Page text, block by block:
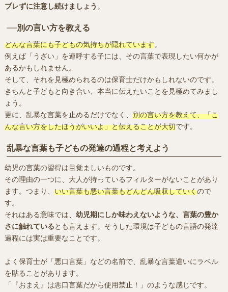
ブレずに注意し続けましょう 。
別の言い方を教える
どんな言葉にも子どもの気持ちが隠れています。
例えば「うざい」を連呼する子には、その言葉で表現したい何かが
あるかもしれません。
そして、それを見極められるのは保育士だけかもしれないのです。
きちんと子どもと向き合い、本当に伝えたいことを見極めてみまし
ょう。
更に、乱暴な言葉を止めるだけでなく、 別の言い方を教えて、「こ
んな言い方をしたほうがいいよ」と伝えることが大切です。
乱暴な言葉も子どもの発達の過程と考えよう
幼児の言葉の習得は目覚ましいものです。
その理由の一つに、大人が持っているフィルターがないことがあり
ます。つまり、 いい言葉も悪い言葉もどんどん吸収していくので
す。
それはある意味では、 幼児期にしか味わえないような、言葉の豊か
さに触れているとも言えます。そうした環境は子どもの言語の発達
過程には実は重要なことです。
よく保育士が「悪口言葉」などの名前で、乱暴な言葉遣いにラベル
を貼ることがあります。
「『おまえ』は悪口言葉だから使用禁止！」のような感じです。